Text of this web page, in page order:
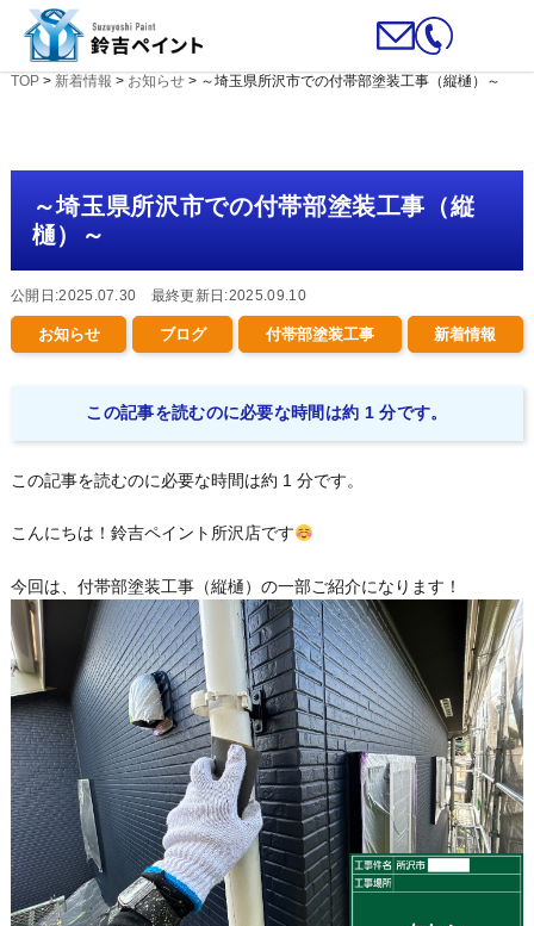
TOP> 新着情報 > お知らせ> ～埼玉県所沢市での付帯部塗装工事（縦樋）～
～埼玉県所沢市での付帯部塗装工事（縦
樋）～
公開日:2025.07.30 最終更新日:2025.09.10
お知らせ ブログ 付帯部塗装工事 新着情報
この記事を読むのに必要な時間は約 1 分です。
この記事を読むのに必要な時間は約 1 分です。
こんにちは！鈴吉ペイント所沢店です
今回は、付帯部塗装工事（縦樋）の一部ご紹介になります！